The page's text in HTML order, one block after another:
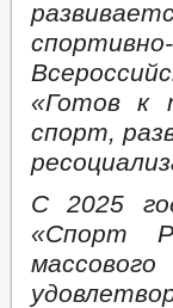
«Готов к
спорт,
С 2025
«Спорт